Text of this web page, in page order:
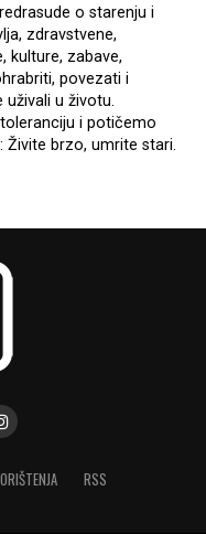
o starenju i
zdravstvene,
kulture, zabave,
povezati i
uživali u životu.
i potičemo
Živite brzo, umrite stari.
RSS